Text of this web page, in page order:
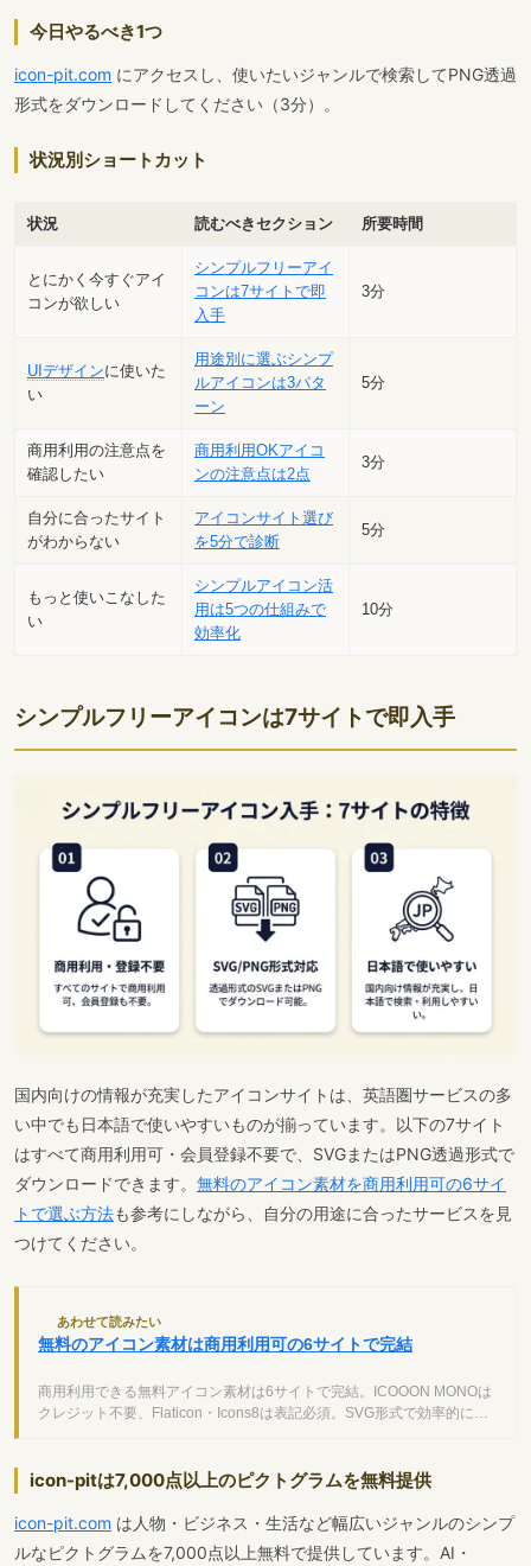
今日やるべき1つ
icon-pit.com にアクセスし、使いたいジャンルで検索してPNG透過
形式をダウンロードしてください（3分）。
状況別ショートカット
状況 読むべきセクション 所要時間
とにかく今すぐアイ
コンが欲しい
シンプルフリーアイ
コンは7サイトで即
入手
3分
UIデザインに使いた
い
用途別に選ぶシンプ
ルアイコンは3パタ
ーン
5分
商用利用の注意点を
確認したい
商用利用OKアイコ
ンの注意点は2点
3分
自分に合ったサイト
がわからない
アイコンサイト選び
を5分で診断
5分
もっと使いこなした
い
シンプルアイコン活
用は5つの仕組みで
効率化
10分
シンプルフリーアイコンは7サイトで即入手
国内向けの情報が充実したアイコンサイトは、英語圏サービスの多
い中でも日本語で使いやすいものが揃っています。以下の7サイト
はすべて商用利用可・会員登録不要で、SVGまたはPNG透過形式で
ダウンロードできます。 無料のアイコン素材を商用利用可の6サイ
トで選ぶ方法も参考にしながら、自分の用途に合ったサービスを見
つけてください。
あわせて読みたい
無料のアイコン素材は商用利用可の6サイトで完結
商用利用できる無料アイコン素材は6サイトで完結。ICOOON MONOは
クレジット不要、Flaticon・Icons8は表記必須。SVG形式で効率的に管
icon-pitは7,000点以上のピクトグラムを無料提供
icon-pit.com は人物・ビジネス・生活など幅広いジャンルのシンプ
ルなピクトグラムを7,000点以上無料で提供しています。AI・